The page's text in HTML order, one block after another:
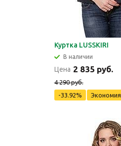
Куртка LUSSKIRI
В наличии
Цена 2 835 руб.
4 290 руб.
-33.92%
Экономия